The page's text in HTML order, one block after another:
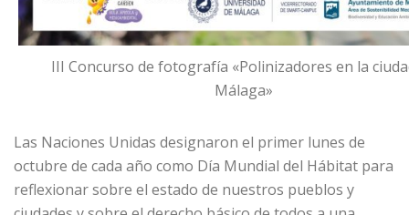
III Concurso de fotografía «Polinizadores en la
Málaga»
Las Naciones Unidas designaron el primer lunes de
octubre de cada año como Día Mundial del Hábitat para
reflexionar sobre el estado de nuestros pueblos y